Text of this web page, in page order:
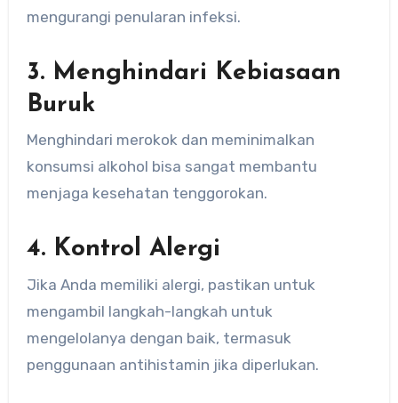
mengurangi penularan infeksi.
3. Menghindari Kebiasaan
Buruk
Menghindari merokok dan meminimalkan
konsumsi alkohol bisa sangat membantu
menjaga kesehatan tenggorokan.
4. Kontrol Alergi
Jika Anda memiliki alergi, pastikan untuk
mengambil langkah-langkah untuk
mengelolanya dengan baik, termasuk
penggunaan antihistamin jika diperlukan.